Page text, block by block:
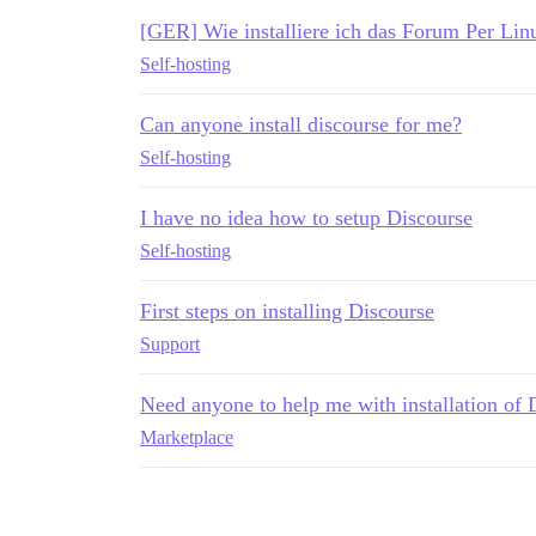
[GER] Wie installiere ich das Forum Per
Self-hosting
Can anyone install discourse for me?
Self-hosting
I have no idea how to setup Discourse
Self-hosting
First steps on installing Discourse
Support
Need anyone to help me with installation of
Marketplace